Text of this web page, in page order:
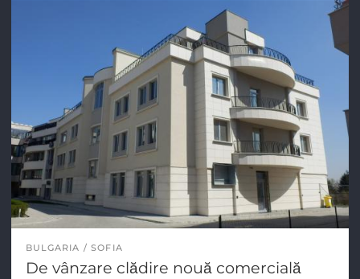
BULGARIA SOFIA
De vânzare clădire nouă comercială